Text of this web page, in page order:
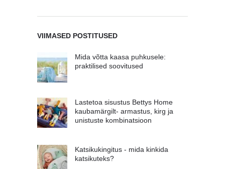
VIIMASED POSTITUSED
Mida võtta kaasa puhkusele:
praktilised soovitused
Lastetoa sisustus Bettys Home
kaubamärgilt- armastus, kirg ja
unistuste kombinatsioon
Katsikukingitus - mida kinkida
katsikuteks?